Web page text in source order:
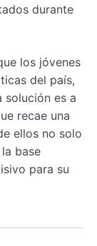
durante
los jóvenes
del país,
solución es a
recae una
ellos no solo
base
para su